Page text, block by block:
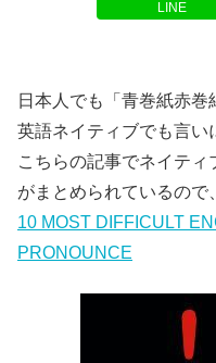
LINE
日本人でも「青巻紙赤巻
英語ネイティブでも言い
こちらの記事でネイテ
がまとめられているので
10 MOST DIFFICULT
PRONOUNCE